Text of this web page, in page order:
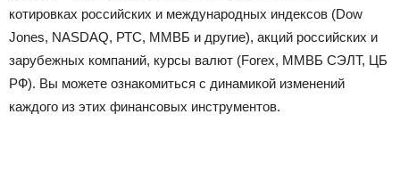
котировках российских и международных индексов (Dow
Jones, NASDAQ, РТС, ММВБ и другие), акций российских и
зарубежных компаний, курсы валют (Forex, ММВБ СЭЛТ, ЦБ
РФ). Вы можете ознакомиться с динамикой изменений
каждого из этих финансовых инструментов.